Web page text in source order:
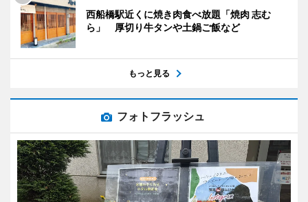
西船橋駅近くに焼き肉食べ放題「焼肉 志む
ら」 厚切り牛タンや土鍋ご飯など
もっと見る
フォトフラッシュ